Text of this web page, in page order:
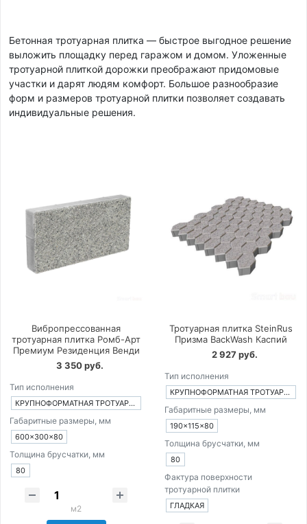
Бетонная тротуарная плитка — быстрое выгодное решение
выложить площадку перед гаражом и домом. Уложенные
тротуарной плиткой дорожки преображают придомовые
участки и дарят людям комфорт. Большое разнообразие
форм и размеров тротуарной плитки позволяет создавать
индивидуальные решения.
Вибропрессованная
тротуарная плитка Ромб-Арт
Премиум Резиденция Венди
3 350 руб.
Тип исполнения
КРУПНОФОРМАТНАЯ ТРОТУАРНАЯ ПЛИТКА ИЗ 1-ГО ЭЛЕМЕНТА
Габаритные размеры, мм
600×300×80
Толщина брусчатки, мм
80
м2
Тротуарная плитка SteinRus
Призма BackWash Каспий
2 927 руб.
Тип исполнения
КРУПНОФОРМАТНАЯ ТРОТУАРНАЯ ПЛИТКА ИЗ 1-ГО ЭЛЕМЕНТА
Габаритные размеры, мм
190×115×80
Толщина брусчатки, мм
80
Фактура поверхности
тротуарной плитки
ГЛАДКАЯ